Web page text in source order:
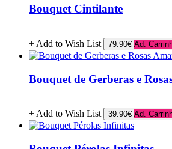
Bouquet Cintilante
..
+ Add to Wish List 79.90€ Ad.
Bouquet de Gerberas e
..
+ Add to Wish List 39.90€ Ad.